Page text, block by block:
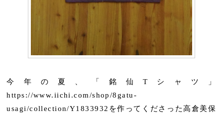
今年の夏、「銘仙Tシャツ」
https://www.iichi.com/shop/8gatu-
usagi/collection/Y1833932を作ってくださった高倉美保